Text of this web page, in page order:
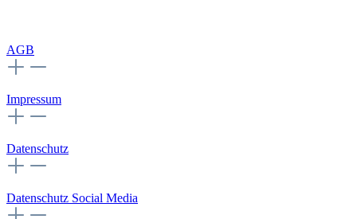
AGB
Impressum
Datenschutz
Datenschutz Social Media